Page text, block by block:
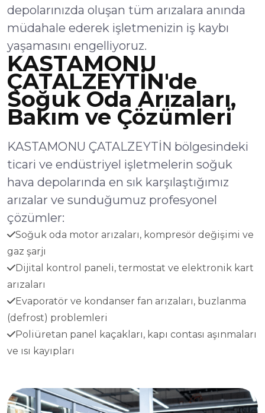
depolarınızda oluşan tüm arızalara anında
müdahale ederek işletmenizin iş kaybı
yaşamasını engelliyoruz.
KASTAMONU
ÇATALZEYTİN'de
Soğuk Oda Arızaları,
Bakım ve Çözümleri
KASTAMONU ÇATALZEYTİN bölgesindeki
ticari ve endüstriyel işletmelerin soğuk
hava depolarında en sık karşılaştığımız
arızalar ve sunduğumuz profesyonel
çözümler:
Soğuk oda motor arızaları, kompresör değişimi ve
gaz şarjı
Dijital kontrol paneli, termostat ve elektronik kart
arızaları
Evaporatör ve kondanser fan arızaları, buzlanma
(defrost) problemleri
Poliüretan panel kaçakları, kapı contası aşınmaları
ve ısı kayıpları